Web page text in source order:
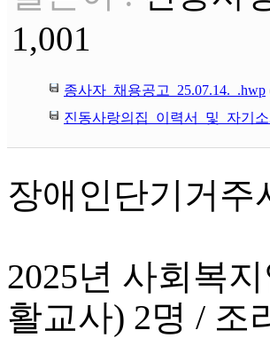
1,001
종사자_채용공고_25.07.14._.hwp
진동사랑의집_이력서_및_자기
장애인단기거
2025년 사회복
활교사) 2명 / 조